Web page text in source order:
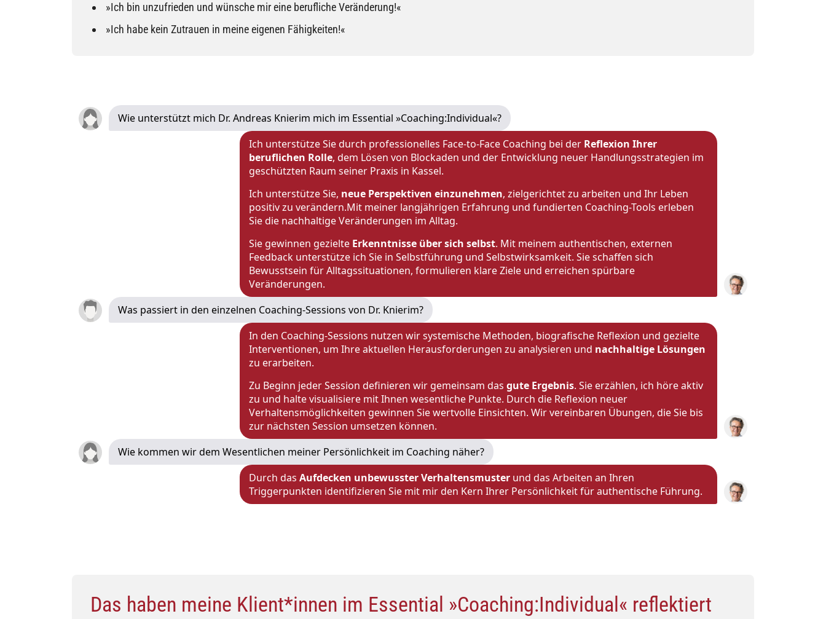
»Ich bin unzufrieden und wünsche mir eine berufliche Veränderung!«
»Ich habe kein Zutrauen in meine eigenen Fähigkeiten!«
Wie unterstützt mich Dr. Andreas Knierim mich im Essential »Coaching:Individual«?
Ich unterstütze Sie durch professionelles Face-to-Face Coaching bei der Reflexion Ihrer
beruflichen Rolle, dem Lösen von Blockaden und der Entwicklung neuer Handlungsstrategien im
geschützten Raum seiner Praxis in Kassel.
Ich unterstütze Sie, neue Perspektiven einzunehmen, zielgerichtet zu arbeiten und Ihr Leben
positiv zu verändern.Mit meiner langjährigen Erfahrung und fundierten Coaching-Tools erleben
Sie die nachhaltige Veränderungen im Alltag.
Sie gewinnen gezielte Erkenntnisse über sich selbst. Mit meinem authentischen, externen
Feedback unterstütze ich Sie in Selbstführung und Selbstwirksamkeit. Sie schaffen sich
Bewusstsein für Alltagssituationen, formulieren klare Ziele und erreichen spürbare
Veränderungen.
Was passiert in den einzelnen Coaching-Sessions von Dr. Knierim?
In den Coaching-Sessions nutzen wir systemische Methoden, biografische Reflexion und gezielte
Interventionen, um Ihre aktuellen Herausforderungen zu analysieren und nachhaltige Lösungen
zu erarbeiten.
Zu Beginn jeder Session definieren wir gemeinsam das gute Ergebnis. Sie erzählen, ich höre aktiv
zu und halte visualisiere mit Ihnen wesentliche Punkte. Durch die Reflexion neuer
Verhaltensmöglichkeiten gewinnen Sie wertvolle Einsichten. Wir vereinbaren Übungen, die Sie bis
zur nächsten Session umsetzen können.
Wie kommen wir dem Wesentlichen meiner Persönlichkeit im Coaching näher?
Durch das Aufdecken unbewusster Verhaltensmuster und das Arbeiten an Ihren
Triggerpunkten identifizieren Sie mit mir den Kern Ihrer Persönlichkeit für authentische Führung.
Das haben meine Klient*innen im Essential »Coaching:Individual« reflektiert